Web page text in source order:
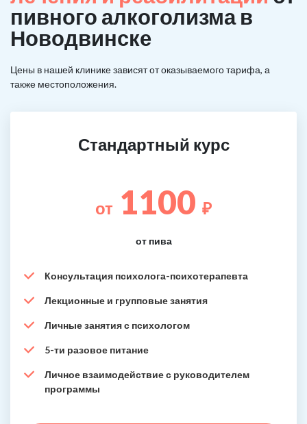
пивного алкоголизма в
Новодвинске
Цены в нашей клинике зависят от оказываемого тарифа, а
также местоположения.
Стандартный курс
от 1100 ₽
от пива
Консультация психолога-психотерапевта
Лекционные и групповые занятия
Личные занятия с психологом
5-ти разовое питание
Личное взаимодействие с руководителем
программы